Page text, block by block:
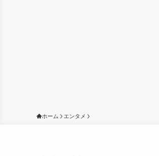
ホーム エンタメ